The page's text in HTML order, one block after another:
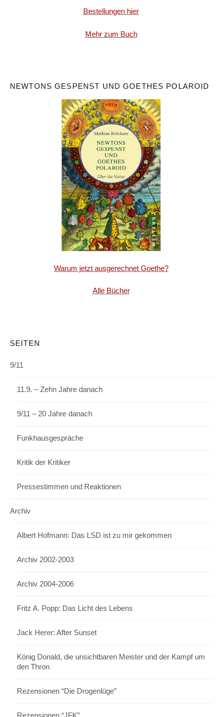
Bestellungen hier
Mehr zum Buch
NEWTONS GESPENST UND GOETHES POLAROID
Warum jetzt ausgerechnet Goethe?
Alle Bücher
SEITEN
9/11
11.9. – Zehn Jahre danach
9/11 – 20 Jahre danach
Funkhausgespräche
Kritik der Kritiker
Pressestimmen und Reaktionen
Archiv
Albert Hofmann: Das LSD ist zu mir gekommen
Archiv 2002-2003
Archiv 2004-2006
Fritz A. Popp: Das Licht des Lebens
Jack Herer: After Sunset
König Donald, die unsichtbaren Meister und der Kampf um
den Thron
Rezensionen “Die Drogenlüge”